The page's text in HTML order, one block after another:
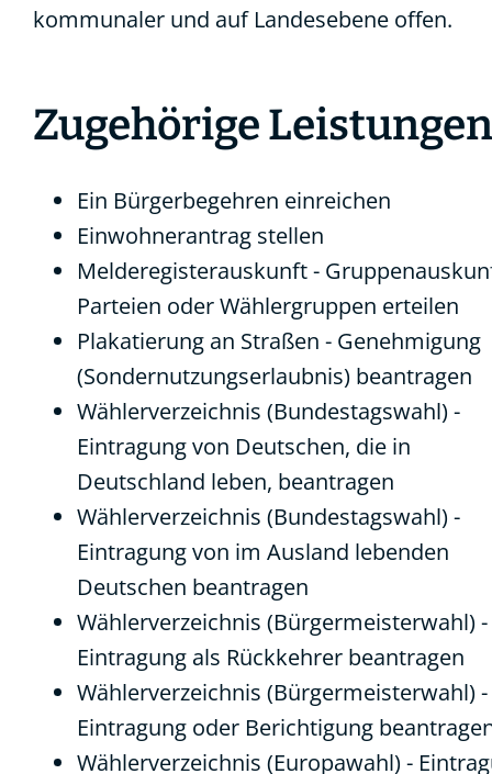
kommunaler und auf Landesebene offen.
Zugehörige Leistungen
Ein Bürgerbegehren einreichen
Einwohnerantrag stellen
Melderegisterauskunft -
Parteien oder Wählergruppen erteilen
Plakatierung an Straßen - Genehmigung
(Sondernutzungserlaubnis) beantragen
Wählerverzeichnis (Bundestagswahl) -
Eintragung von Deutschen, die in
Deutschland leben, beantragen
Wählerverzeichnis (Bundestagswahl) -
Eintragung von im Ausland lebenden
Deutschen beantragen
Wählerverzeichnis (Bürgermeisterwahl) -
Eintragung als Rückkehrer beantragen
Wählerverzeichnis (Bürgermeisterwahl) -
Eintragung oder Berichtigung
Wählerverzeichnis (Europawahl) -